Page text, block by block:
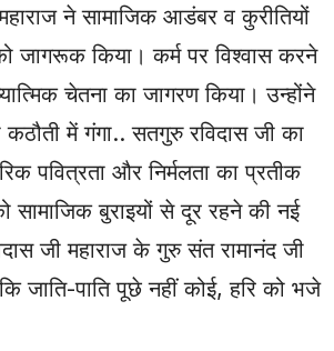
ने सामाजिक आडंबर व कुरीतियों
जागरूक किया। कर्म पर विश्वास करने
चेतना का जागरण किया। उन्होंने
में गंगा.. सतगुरु रविदास जी का
पवित्रता और निर्मलता का प्रतीक
सामाजिक बुराइयों से दूर रहने की नई
जी महाराज के गुरु संत रामानंद जी
जाति-पाति पूछे नहीं कोई, हरि को भजे